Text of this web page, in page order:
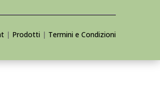
| Prodotti | Termini e Condizioni